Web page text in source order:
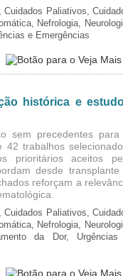
Paliativos,
Nefrologia,
e Emergências
histórica e
sem precedentes para
trabalhos
prioritários aceitos
desde transplante
reforçam a
Paliativos,
Nefrologia,
da Dor,